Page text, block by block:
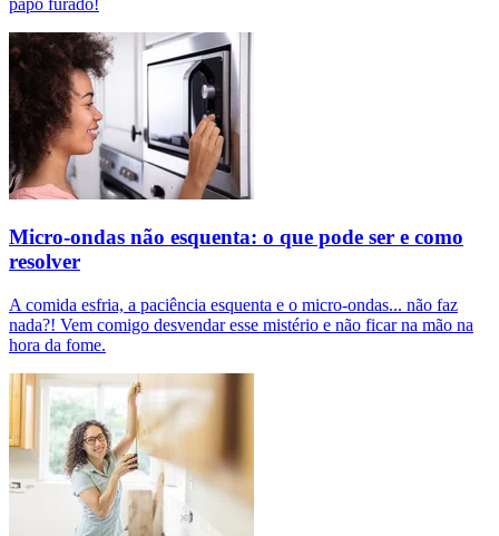
papo furado!
Micro-ondas não esquenta: o que pode ser e como
resolver
A comida esfria, a paciência esquenta e o micro-ondas... não faz
nada?! Vem comigo desvendar esse mistério e não ficar na mão na
hora da fome.